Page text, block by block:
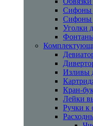
Сифоны
Сифоны
Уголки
Изливы
Кран-
Лейки
Ручки к